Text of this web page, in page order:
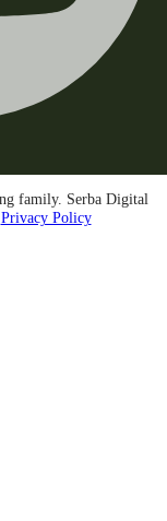
family. Serba Digital
Privacy Policy